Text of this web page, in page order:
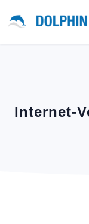
Internet-